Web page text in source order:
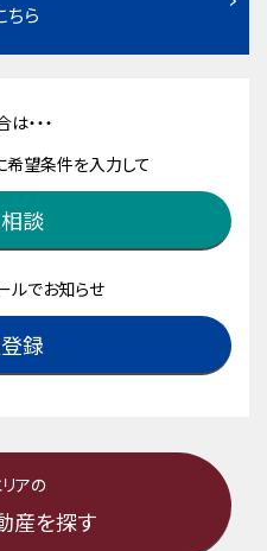
ちら
・・・
希望条件を入力して
談
ルでお知らせ
録
アの
産を探す